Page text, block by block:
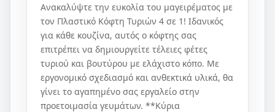
Ανακαλύψτε την ευκολία του μαγειρέματος με
τον Πλαστικό Κόφτη Τυριών 4 σε 1! Ιδανικός
για κάθε κουζίνα, αυτός ο κόφτης σας
επιτρέπει να δημιουργείτε τέλειες φέτες
τυριού και βουτύρου με ελάχιστο κόπο. Με
εργονομικό σχεδιασμό και ανθεκτικά υλικά, θα
γίνει το αγαπημένο σας εργαλείο στην
προετοιμασία γευμάτων. **Κύρια